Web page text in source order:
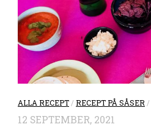
ALLA RECEPT/RECEPT PÅ SÅSER/
12 SEPTEMBER, 2021